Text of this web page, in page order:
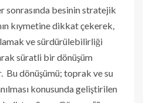
sonrasında besinin stratejik
kıymetine dikkat çekerek,
ve sürdürülebilirliği
süratli bir dönüşüm
Bu dönüşümü; toprak ve su
konusunda geliştirilen